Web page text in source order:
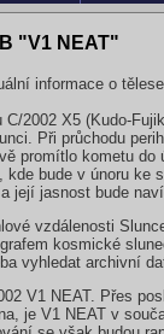
"V1 NEAT"
informace o
2002 X5 (Kudo-
Při průchodu
promítlo kometu do
bude v únoru ke
její jasnost bude
vzdálenosti
kosmické
vyhledat archivní
V1 NEAT. Přes
je V1 NEAT v